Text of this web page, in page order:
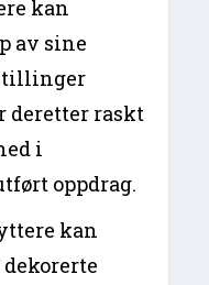
kan
av sine
deretter raskt
i
oppdrag.
kan